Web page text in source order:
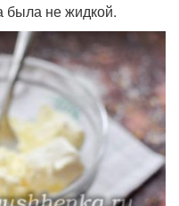
была не жидкой.